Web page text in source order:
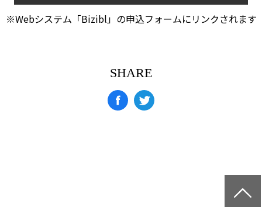
※Webシステム「Bizibl」の申込フォームにリンクされます
SHARE